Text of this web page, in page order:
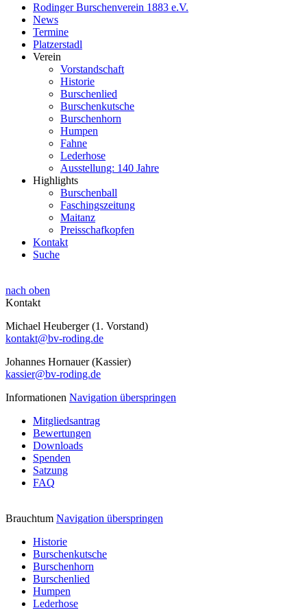
Rodinger Burschenverein 1883 e.V.
News
Termine
Platzerstadl
Verein
Vorstandschaft
Historie
Burschenlied
Burschenkutsche
Burschenhorn
Humpen
Fahne
Lederhose
Ausstellung: 140 Jahre
Highlights
Burschenball
Faschingszeitung
Maitanz
Preisschafkopfen
Kontakt
Suche
nach oben
Kontakt
Michael Heuberger (1. Vorstand)
kontakt@bv-roding.de
Johannes Hornauer (Kassier)
kassier@bv-roding.de
Informationen Navigation überspringen
Mitgliedsantrag
Bewertungen
Downloads
Spenden
Satzung
FAQ
Brauchtum Navigation überspringen
Historie
Burschenkutsche
Burschenhorn
Burschenlied
Humpen
Lederhose